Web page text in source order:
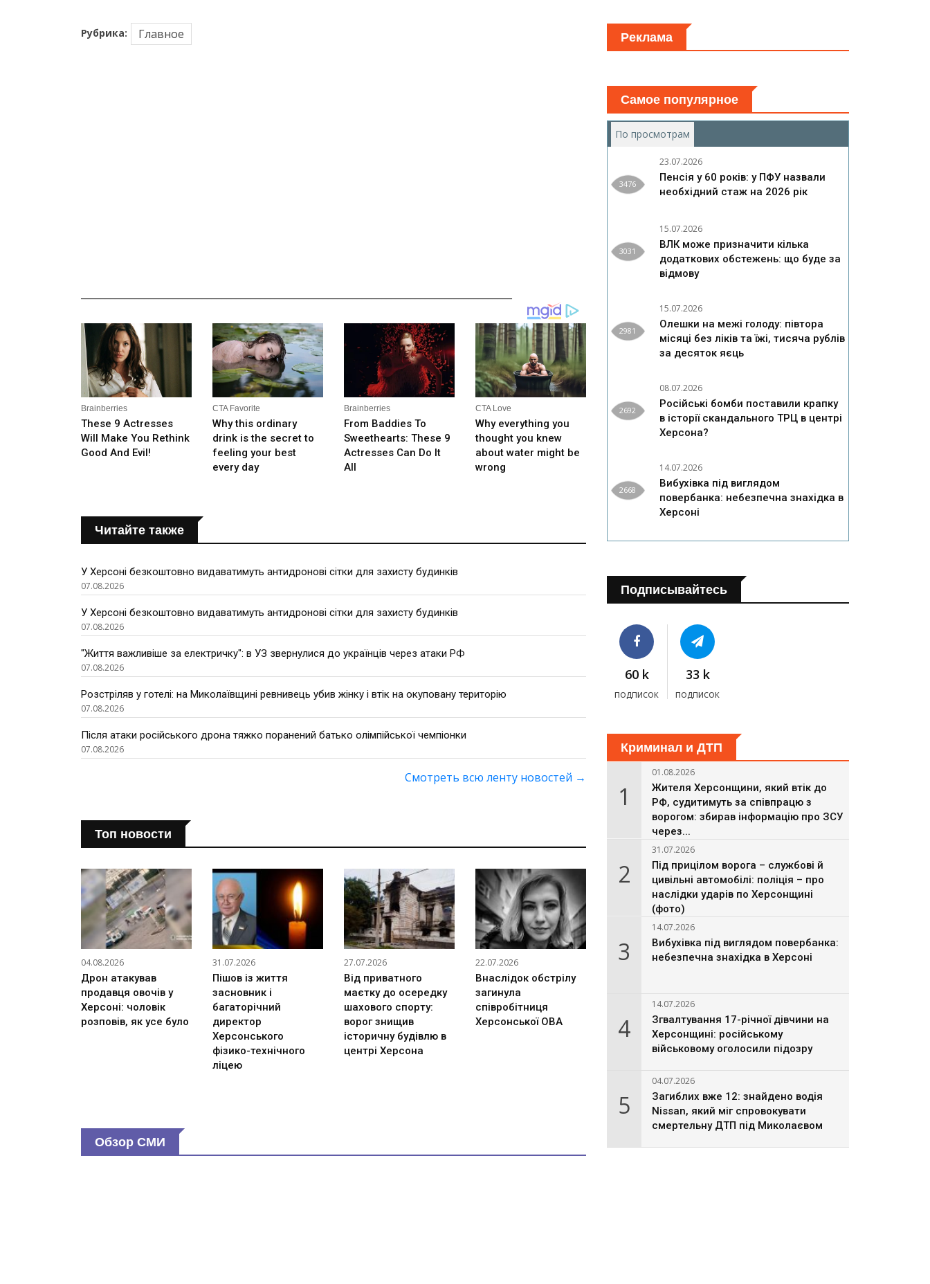
Рубрика: Главное
Читайте также
У Херсоні безкоштовно видаватимуть антидронові сітки для захисту будинків
07.08.2026
У Херсоні безкоштовно видаватимуть антидронові сітки для захисту будинків
07.08.2026
"Життя важливіше за електричку": в УЗ звернулися до українців через атаки РФ
07.08.2026
Розстріляв у готелі: на Миколаївщині ревнивець убив жінку і втік на окуповану територію
07.08.2026
Після атаки російського дрона тяжко поранений батько олімпійської чемпіонки
07.08.2026
Смотреть всю ленту новостей →
Топ новости
04.08.2026
Дрон атакував
продавця овочів у
Херсоні: чоловік
розповів, як усе було
31.07.2026
Пішов із життя
засновник і
багаторічний
директор
Херсонського
фізико-технічного
ліцею
27.07.2026
Від приватного
маєтку до осередку
шахового спорту:
ворог знищив
історичну будівлю в
центрі Херсона
22.07.2026
Внаслідок обстрілу
загинула
співробітниця
Херсонської ОВА
Обзор СМИ
Реклама
Самое популярное
По просмотрам
3476
23.07.2026
Пенсія у 60 років: у ПФУ назвали
необхідний стаж на 2026 рік
3031
15.07.2026
ВЛК може призначити кілька
додаткових обстежень: що буде за
відмову
2981
15.07.2026
Олешки на межі голоду: півтора
місяці без ліків та їжі, тисяча рублів
за десяток яєць
2692
08.07.2026
Російські бомби поставили крапку
в історії скандального ТРЦ в центрі
Херсона?
2668
14.07.2026
Вибухівка під виглядом
повербанка: небезпечна знахідка в
Херсоні
Подписывайтесь
60 k
подписок
33 k
подписок
Криминал и ДТП
1
01.08.2026
Жителя Херсонщини, який втік до
РФ, судитимуть за співпрацю з
ворогом: збирав інформацію про ЗСУ
через...
2
31.07.2026
Під прицілом ворога – службові й
цивільні автомобілі: поліція – про
наслідки ударів по Херсонщині
(фото)
3
14.07.2026
Вибухівка під виглядом повербанка:
небезпечна знахідка в Херсоні
4
14.07.2026
Згвалтування 17-річної дівчини на
Херсонщині: російському
військовому оголосили підозру
5
04.07.2026
Загиблих вже 12: знайдено водія
Nissan, який міг спровокувати
смертельну ДТП під Миколаєвом